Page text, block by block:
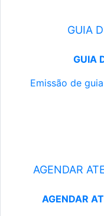
GUIA
GUIA
Emissão de
AGENDAR
AGENDAR